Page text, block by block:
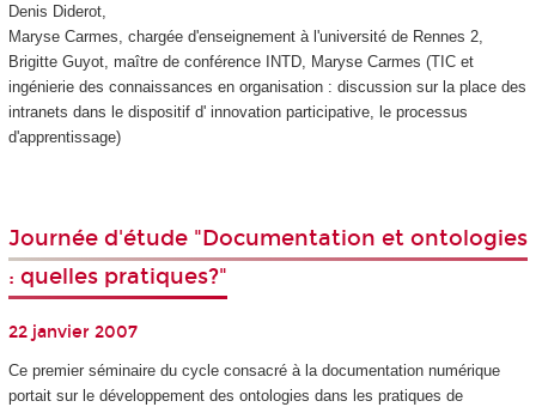
Denis Diderot,
Maryse Carmes, chargée d'enseignement à l'université de Rennes 2,
Brigitte Guyot, maître de conférence INTD, Maryse Carmes (TIC et
ingénierie des connaissances en organisation : discussion sur la place des
intranets dans le dispositif d' innovation participative, le processus
d'apprentissage)
Journée d'étude "Documentation et ontologies
: quelles pratiques?"
22 janvier 2007
Ce premier séminaire du cycle consacré à la documentation numérique
portait sur le développement des ontologies dans les pratiques de